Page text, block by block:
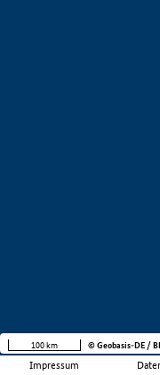
Impressum
100 km © Geobasis-DE /